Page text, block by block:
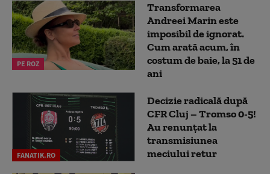
PE ROZ
Transformarea
Andreei Marin este
imposibil de ignorat.
Cum arată acum, în
costum de baie, la 51 de
ani
FANATIK.RO
Decizie radicală după
CFR Cluj – Tromso 0-5!
Au renunțat la
transmisiunea
meciului retur